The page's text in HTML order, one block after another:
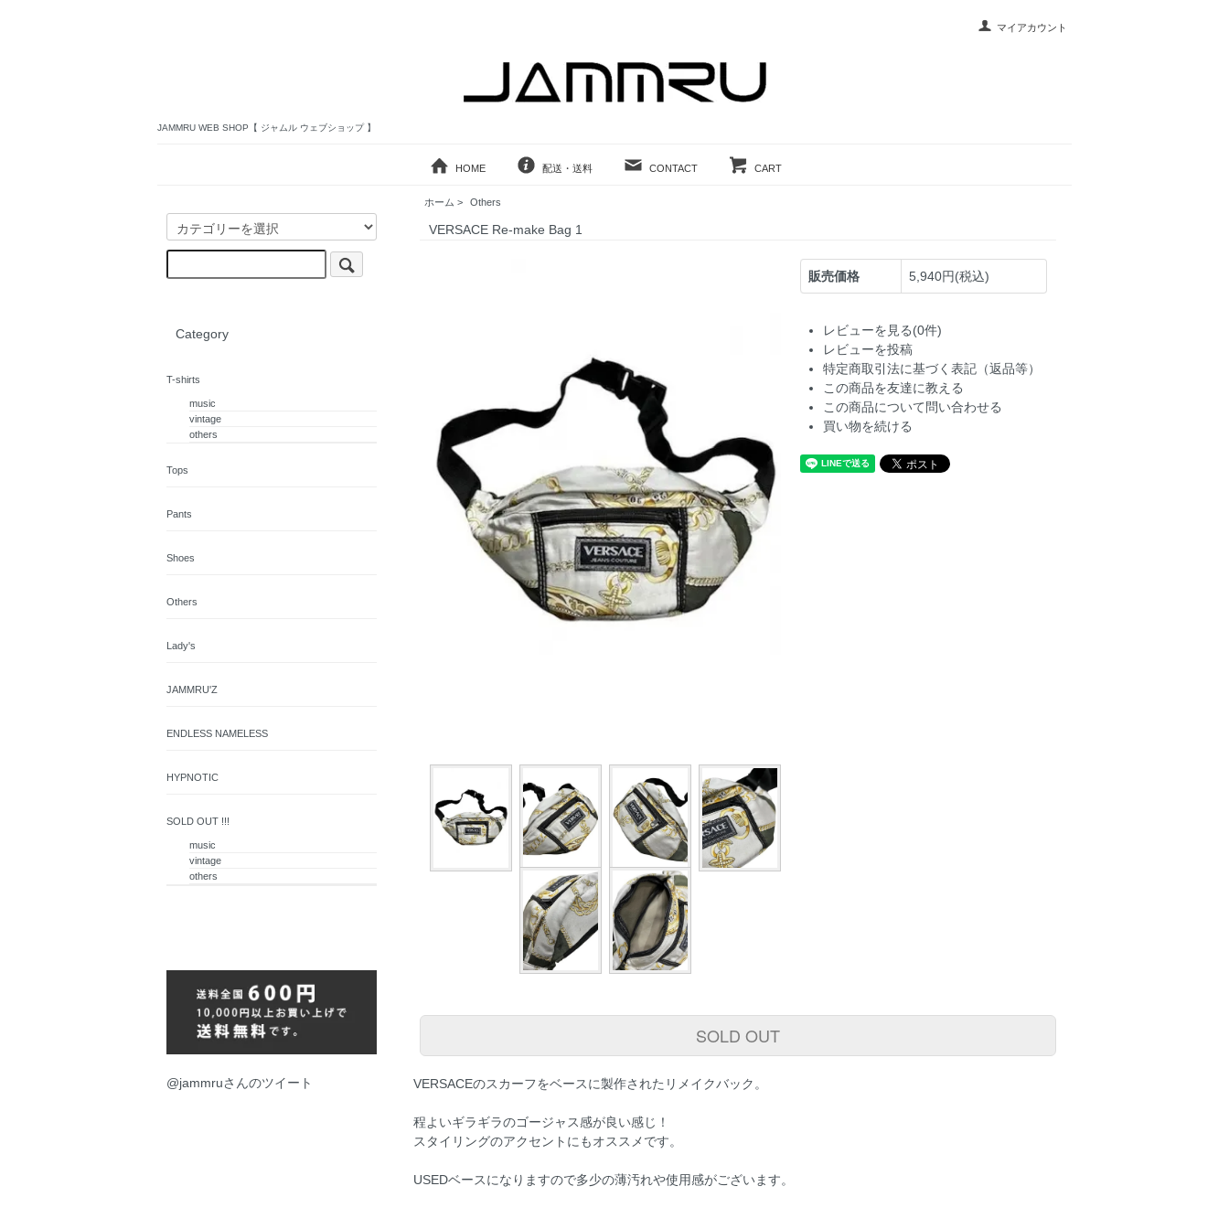
マイアカウント
JAMMRU WEB SHOP【 ジャムル ウェブショップ 】
HOME 配送・送料 CONTACT CART
ホーム > Others
VERSACE Re-make Bag 1
販売価格 5,940円(税込)
レビューを見る(0件)
レビューを投稿
特定商取引法に基づく表記（返品等）
この商品を友達に教える
この商品について問い合わせる
買い物を続ける
SOLD OUT
VERSACEのスカーフをベースに製作されたリメイクバック。
程よいギラギラのゴージャス感が良い感じ！
スタイリングのアクセントにもオススメです。
USEDベースになりますので多少の薄汚れや使用感がございます。
Category
T-shirts
music
vintage
others
Tops
Pants
Shoes
Others
Lady's
JAMMRU'Z
ENDLESS NAMELESS
HYPNOTIC
SOLD OUT !!!
music
vintage
others
@jammruさんのツイート